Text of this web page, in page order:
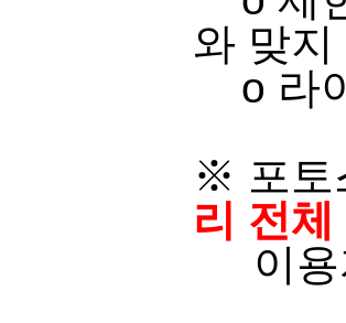
와 맞
o 라
※ 포토
리 전
이용